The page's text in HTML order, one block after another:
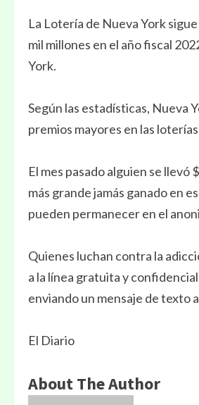
La Lotería de Nueva York
mil millones en el año fiscal
York.
Según las estadísticas, Nueva
premios mayores en las
El mes pasado alguien se
más grande jamás ganado en
pueden permanecer en el
Quienes luchan contra la
a la línea gratuita y
enviando un mensaje de texto
El Diario
About The Author